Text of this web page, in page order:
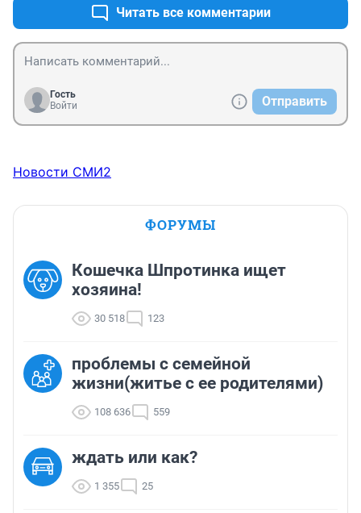
города, ну почему у них уютно и чисто(с их
бюджетом), а у нас хаос, с этими точечными
застройками, и бардаком.
Читать все комментарии
Гость
Войти
Отправить
Новости СМИ2
ФОРУМЫ
Кошечка Шпротинка ищет
хозяина!
30 518 123
проблемы с семейной
жизни(житье с ее родителями)
108 636 559
ждать или как?
1 355 25